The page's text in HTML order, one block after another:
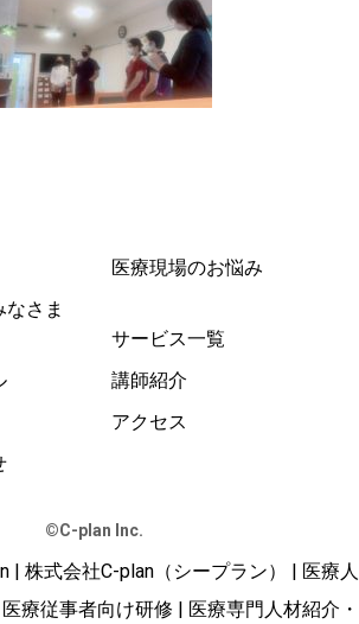
医療現場のお悩み
なさま
サービス一覧
講師紹介
アクセス
©️C-plan Inc.
| 株式会社C-plan（シープラン） | 医療人
療従事者向け研修 | 医療専門人材紹介・